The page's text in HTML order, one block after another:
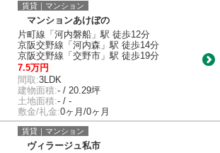
賃貸｜マンション
マンションあけぼの
片町線「河内磐船」駅 徒歩12分
京阪交野線「河内森」駅 徒歩14分
京阪交野線「交野市」駅 徒歩19分
7.5万円
間取:3LDK
建物面積:- / 20.29坪
土地面積:- / -
敷金/礼金:0ヶ月/0ヶ月
賃貸｜マンション
ヴィラージュ私市